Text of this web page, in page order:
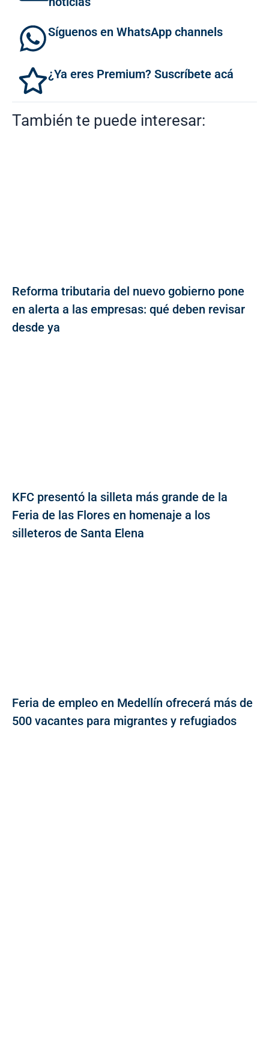
Síguenos en WhatsApp channels
¿Ya eres Premium? Suscríbete acá
También te puede interesar:
Reforma tributaria del nuevo gobierno pone
en alerta a las empresas: qué deben revisar
desde ya
KFC presentó la silleta más grande de la
Feria de las Flores en homenaje a los
silleteros de Santa Elena
Feria de empleo en Medellín ofrecerá más de
500 vacantes para migrantes y refugiados